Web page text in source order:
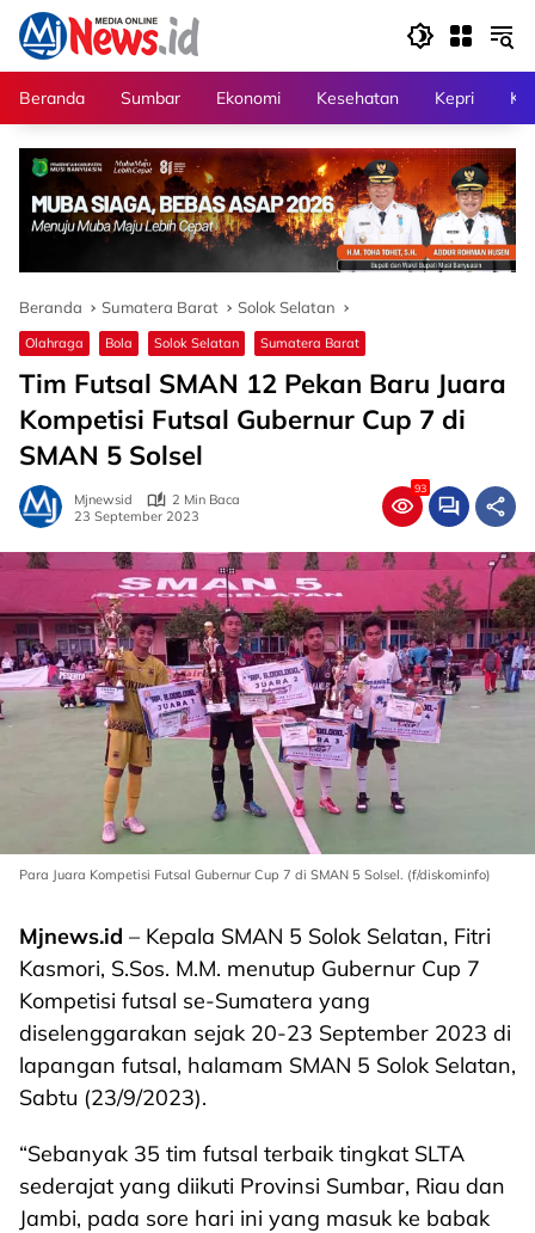
Langsung
konten
Beranda
Sumbar Ekonomi Kesehatan Kepri
Beranda Sumatera Barat Solok Selatan
Olahraga Bola Solok Selatan Sumatera Barat
Tim Futsal SMAN 12 Pekan Baru Juara
Kompetisi Futsal Gubernur Cup 7 di
SMAN 5 Solsel
Mjnewsid
2 Min Baca
23 September 2023
93
Para Juara Kompetisi Futsal Gubernur Cup 7 di SMAN 5 Solsel. (f/diskominfo)
Mjnews.id – Kepala SMAN 5 Solok Selatan, Fitri
Kasmori, S.Sos. M.M. menutup Gubernur Cup 7
Kompetisi futsal se-Sumatera yang
diselenggarakan sejak 20-23 September 2023 di
lapangan futsal, halamam SMAN 5 Solok Selatan,
Sabtu (23/9/2023).
“Sebanyak 35 tim futsal terbaik tingkat SLTA
sederajat yang diikuti Provinsi Sumbar, Riau dan
Jambi, pada sore hari ini yang masuk ke babak